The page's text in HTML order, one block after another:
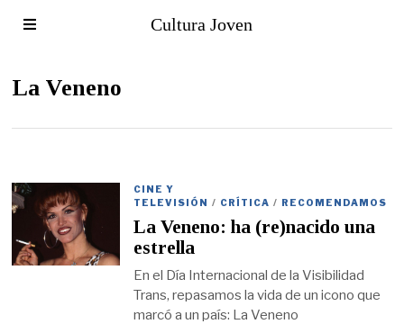
Cultura Joven
La Veneno
CINE Y
TELEVISIÓN / CRÍTICA / RECOMENDAMOS
La Veneno: ha (re)nacido una
estrella
En el Día Internacional de la Visibilidad
Trans, repasamos la vida de un icono que
marcó a un país: La Veneno